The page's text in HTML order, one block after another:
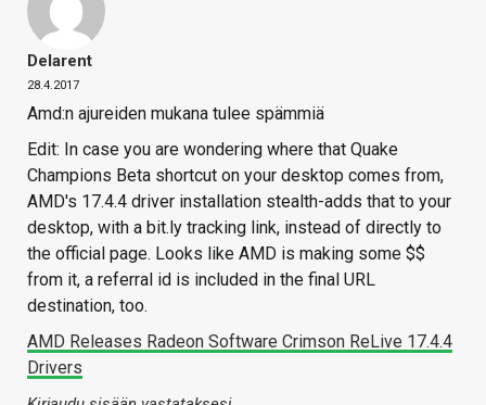
Delarent
28.4.2017
Amd:n ajureiden mukana tulee spämmiä
Edit: In case you are wondering where that Quake
Champions Beta shortcut on your desktop comes from,
AMD's 17.4.4 driver installation stealth-adds that to your
desktop, with a bit.ly tracking link, instead of directly to
the official page. Looks like AMD is making some $$
from it, a referral id is included in the final URL
destination, too.
AMD Releases Radeon Software Crimson ReLive 17.4.4
Drivers